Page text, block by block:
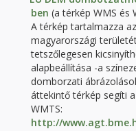
ben (a térkép WMS és
A térkép tartalmazza
magyarországi
tetszőlegesen
alapbeállítása -a
domborzati
áttekintő térkép segíti
WMTS:
http://